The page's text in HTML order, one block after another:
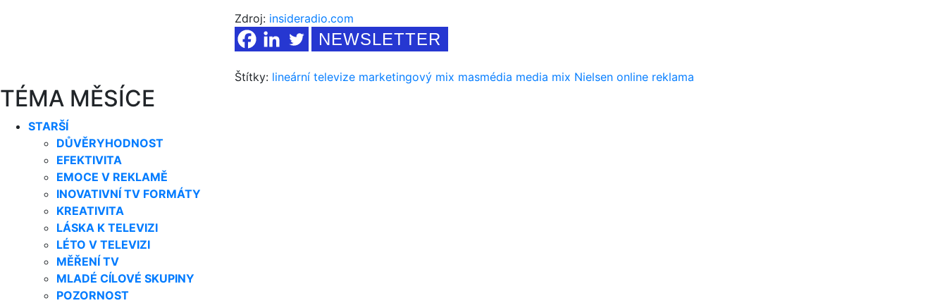
Zdroj: insideradio.com
NEWSLETTER
Štítky: lineární televize marketingový mix masmédia media mix Nielsen online reklama
TÉMA MĚSÍCE
STARŠÍ
DŮVĚRYHODNOST
EFEKTIVITA
EMOCE V REKLAMĚ
INOVATIVNÍ TV FORMÁTY
KREATIVITA
LÁSKA K TELEVIZI
LÉTO V TELEVIZI
MĚŘENÍ TV
MLADÉ CÍLOVÉ SKUPINY
POZORNOST